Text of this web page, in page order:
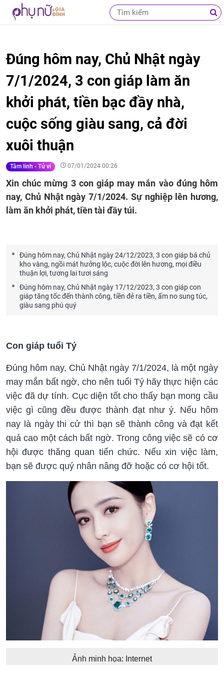
Đúng hôm nay, Chủ Nhật ngày
7/1/2024, 3 con giáp làm ăn
khởi phát, tiền bạc đầy nhà,
cuộc sống giàu sang, cả đời
xuôi thuận
Tâm linh - Tử vi 07/01/2024 00:26
Xin chúc mừng 3 con giáp may mắn vào đúng hôm
nay, Chủ Nhật ngày 7/1/2024. Sự nghiệp lên hương,
làm ăn khởi phát, tiền tài đầy túi.
Đúng hôm nay, Chủ Nhật ngày 24/12/2023, 3 con giáp bá chủ
kho vàng, ngồi mát hưởng lộc, cuộc đời lên hương, mọi điều
thuận lợi, tương lai tươi sáng
Đúng hôm nay, Chủ Nhật ngày 17/12/2023, 3 con giáp con
giáp tăng tốc đến thành công, tiền đẻ ra tiền, ấm no sung túc,
giàu sang phú quý
Con giáp tuổi Tý
Đúng hôm nay, Chủ Nhật ngày 7/1/2024, là một ngày
may mắn bất ngờ, cho nên tuổi Tý hãy thực hiện các
việc đã dự tính. Cục diện tốt cho thấy bạn mong cầu
việc gì cũng đều được thành đạt như ý. Nếu hôm
nay là ngày thi cử thì bạn sẽ thành công và đạt kết
quả cao một cách bất ngờ. Trong công việc sẽ có cơ
hội được thăng quan tiến chức. Nếu xin việc làm,
bạn sẽ được quý nhân nâng đỡ hoặc có cơ hội tốt.
Ảnh minh họa: Internet